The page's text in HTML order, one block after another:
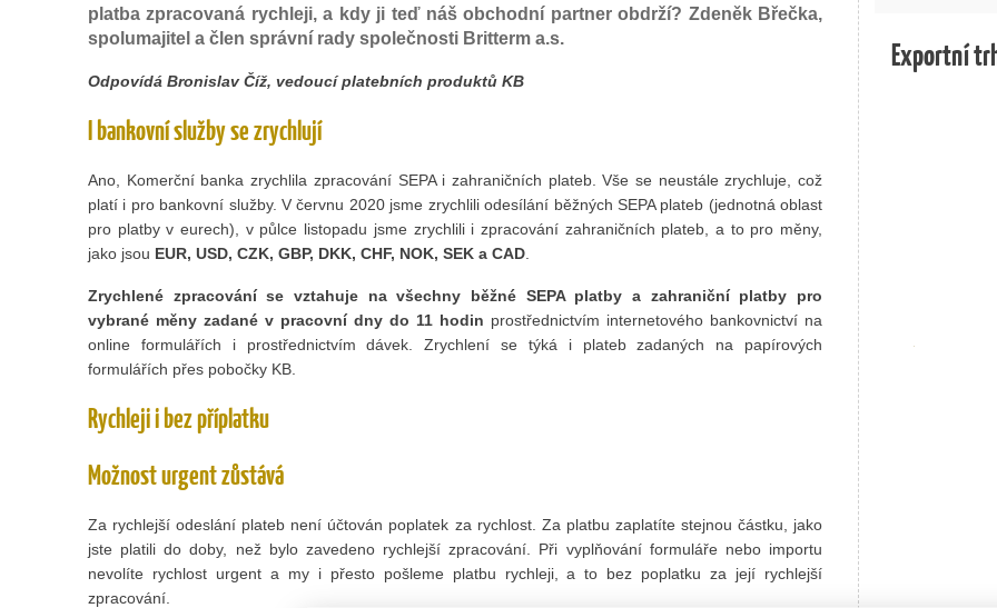
platba zpracovaná rychleji, a kdy ji teď náš obchodní partner obdrží? Zdeněk Břečka,
spolumajitel a člen správní rady společnosti Britterm a.s.
Odpovídá Bronislav Číž, vedoucí platebních produktů KB
I bankovní služby se zrychlují
Ano, Komerční banka zrychlila zpracování SEPA i zahraničních plateb. Vše se neustále zrychluje, což
platí i pro bankovní služby. V červnu 2020 jsme zrychlili odesílání běžných SEPA plateb (jednotná oblast
pro platby v eurech), v půlce listopadu jsme zrychlili i zpracování zahraničních plateb, a to pro měny,
jako jsou EUR, USD, CZK, GBP, DKK, CHF, NOK, SEK a CAD
Zrychlené zpracování se vztahuje na všechny běžné SEPA platby a zahraniční platby pro
vybrané měny zadané v pracovní dny do 11 hodin prostřednictvím internetového bankovnictví na
online formulářích i prostřednictvím dávek. Zrychlení se týká i plateb zadaných na papírových
formulářích přes pobočky KB.
Rychleji i bez příplatku
Možnost urgent zůstává
Za rychlejší odeslání plateb není účtován poplatek za rychlost. Za platbu zaplatíte stejnou částku, jako
jste platili do doby, než bylo zavedeno rychlejší zpracování. Při vyplňování formuláře nebo importu
nevolíte rychlost urgent a my i přesto pošleme platbu rychleji, a to bez poplatku za její rychlejší
zpracování.
Exportní